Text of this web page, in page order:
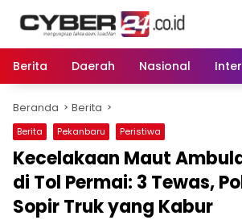
Berita
Daerah Nasional
Beranda Berita
Berita Pekanbaru Peristiwa
Kecelakaan Maut
di Tol Permai: 3 Tewas,
Sopir Truk yang Kabur